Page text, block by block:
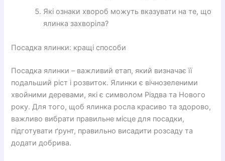
Які ознаки хвороб можуть вказувати на те, що
ялинка захворіла?
Посадка ялинки: кращі способи
Посадка ялинки – важливий етап, який визначає її
подальший ріст і розвиток. Ялинки є вічнозеленими
хвойними деревами, які є символом Різдва та Нового
року. Для того, щоб ялинка росла красиво та здорово,
важливо вибрати правильне місце для посадки,
підготувати ґрунт, правильно висадити розсаду та
додати добрива.